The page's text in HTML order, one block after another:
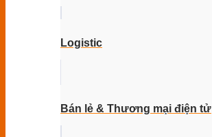
Logistic
Bán lẻ & Thương mại điện tử